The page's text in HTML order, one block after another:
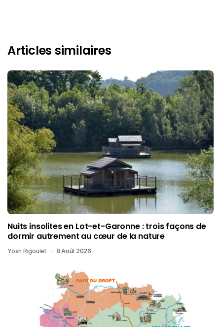
Articles similaires
Nuits insolites en Lot-et-Garonne : trois façons de
dormir autrement au cœur de la nature
Yoan Rigoulet 8 Août 2026